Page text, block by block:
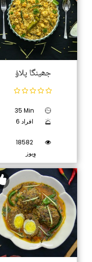
جھینگا پلاؤ
35 Min
6 افراد
18582
وِیوز